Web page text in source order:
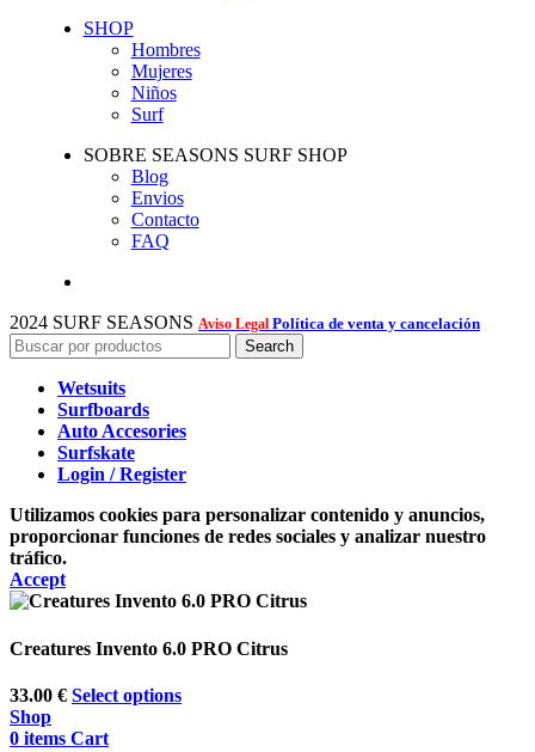
SHOP
Hombres
Mujeres
Niños
Surf
SOBRE SEASONS SURF SHOP
Blog
Envios
Contacto
FAQ
2024 SURF SEASONS Aviso Legal Política de venta y cancelación
Search
Wetsuits
Surfboards
Auto Accesories
Surfskate
Login / Register
Utilizamos cookies para personalizar contenido y anuncios,
proporcionar funciones de redes sociales y analizar nuestro
tráfico.
Accept
Creatures Invento 6.0 PRO Citrus
33.00 € Select options
Shop
0 items Cart